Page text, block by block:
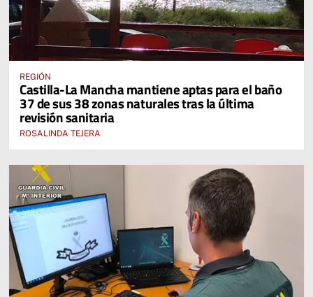
REGIÓN
Castilla-La Mancha mantiene aptas para el baño
37 de sus 38 zonas naturales tras la última
revisión sanitaria
ROSALINDA TEJERA